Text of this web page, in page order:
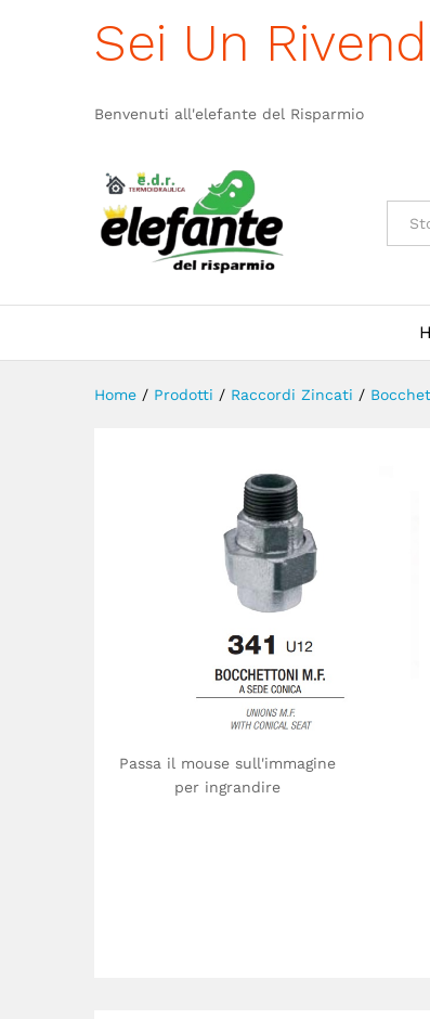
Sei Un
Benvenuti all'elefante del Risparmio
Home / Prodotti / Raccordi Zincati /
Passa il mouse sull'immagine
per ingrandire
Descrizione